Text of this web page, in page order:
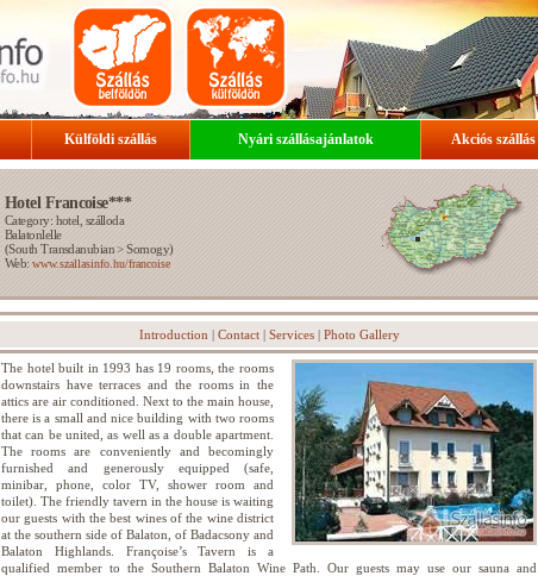
Külföldi szállás Nyári szállásajánlatok Akciós szállás
Hotel Francoise***
Category: hotel, szálloda
Balatonlelle
(South Transdanubian>Somogy)
Web:www.szallasinfo.hu/francoise
Introduction | Contact| Services| Photo Gallery
The hotel built in 1993 has 19 rooms, the rooms
downstairs have terraces and the rooms in the
attics are air conditioned. Next to the main house,
there is a small and nice building with two rooms
that can be united, as well as a double apartment.
The rooms are conveniently and becomingly
furnished and generously equipped (safe,
minibar, phone, color TV, shower room and
toilet). The friendly tavern in the house is waiting
our guests with the best wines of the wine district
at the southern side of Balaton, of Badacsony and
Balaton Highlands. Françoise’s Tavern is a
qualified member to the Southern Balaton Wine Path. Our guests may use our sauna and